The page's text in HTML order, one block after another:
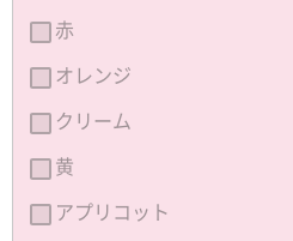
赤
オレンジ
クリーム
黄
アプリコット